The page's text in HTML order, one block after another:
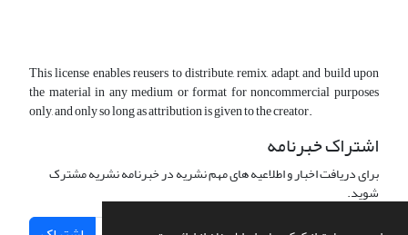
This license enables reusers to distribute, remix, adapt, and build upon
the material in any medium or format for noncommercial purposes
only, and only so long as attribution is given to the creator.
اشتراک خبرنامه
برای دریافت اخبار و اطلاعیه های مهم نشریه در خبرنامه نشریه مشترک
شوید.